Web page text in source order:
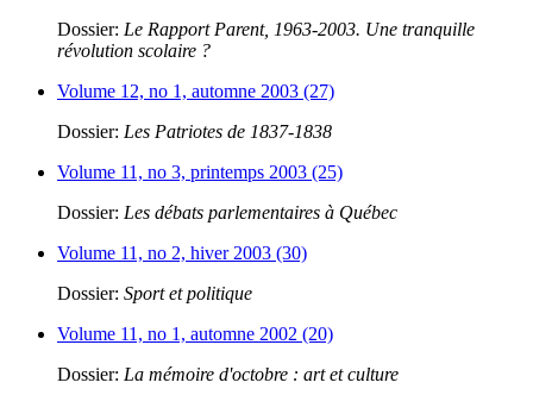
Dossier: Le Rapport Parent, 1963-2003. Une tranquille
révolution scolaire ?
Volume 12, no 1, automne 2003 (27)
Dossier: Les Patriotes de 1837-1838
Volume 11, no 3, printemps 2003 (25)
Dossier: Les débats parlementaires à Québec
Volume 11, no 2, hiver 2003 (30)
Dossier: Sport et politique
Volume 11, no 1, automne 2002 (20)
Dossier: La mémoire d'octobre : art et culture